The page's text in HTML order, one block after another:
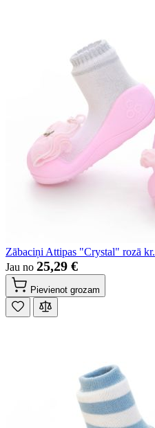
Zābaciņi Attipas "Crystal" rozā kr.
Jau no 25,29 €
Pievienot grozam